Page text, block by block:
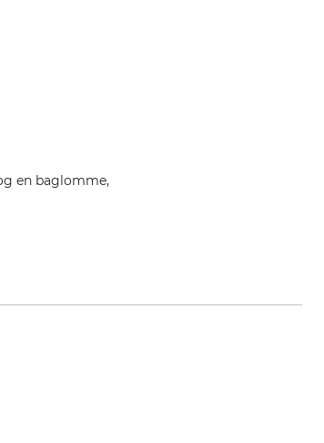
en baglomme,